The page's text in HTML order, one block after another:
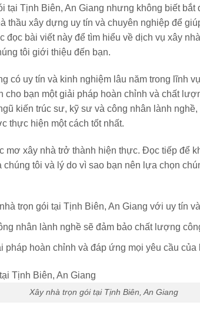
tại Tịnh Biên, An Giang nhưng không biết
thầu xây dựng uy tín và chuyên nghiệp để
đọc bài viết này để tìm hiểu về dịch vụ xây
tôi giới thiệu đến bạn.
có uy tín và kinh nghiệm lâu năm trong lĩnh
cho bạn một giải pháp hoàn chỉnh và chất
kiến trúc sư, kỹ sư và công nhân lành
thực hiện một cách tốt nhất.
mơ xây nhà trở thành hiện thực. Đọc tiếp để
tôi và lý do vì sao bạn nên lựa chọn
trọn gói tại Tịnh Biên, An Giang với uy tín
nhân lành nghề sẽ đảm bảo chất lượng
pháp hoàn chỉnh và đáp ứng mọi yêu cầu của
Xây nhà trọn gói tại Tịnh Biên, An Giang